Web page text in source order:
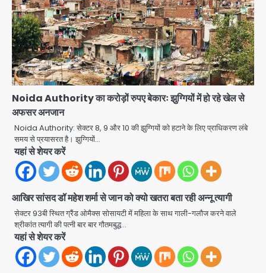
Noida Authority का करोड़ों रुपए बेकारः झुग्गियों में हो रहे खेल से
अफसर अनजान
Noida Authority: सेक्टर 8, 9 और 10 की झुग्गियों को हटाने के लिए प्राधिकरण लंबे
समय से प्रयासरत है। झुग्गियों…
यहां से शेयर करें
आखिर सांसद डॉ महेश शर्मा से जान को क्यो खतरा बता रही अन्नू त्यागी
सेक्टर 93बी स्थित ग्रैंड ओमैक्स सोसायटी में महिला के साथ गाली-गलौज करने वाले
श्रीकांत त्यागी की पत्नी बार बार गौतमबुद्ध…
यहां से शेयर करें
4
5
Sajid Rashidi’s controversial:
शिवभक्त नहीं, आतंकवादी हैं’, मौलाना का
कांवड़ियों पर विवादित बयान, BJP विधायक ने
कराई FIR, NSA की मांग
Avinash Kumar
1
Har Ghar Tiranga Campaign:
जागरूकता महाअभियान, डीएम ने की समीक्षा
बैठक
Avinash Kumar
2
एंटी-बर्गलरी सेल की बड़ी कामयाबी, चोरी के
भंडाफोड़
Team JHJ
अंतरराज्यीय गिरोह का भंडाफोड़, मास्टरमाइंड
समेत 7 गिरफ्तार
Team JHJ